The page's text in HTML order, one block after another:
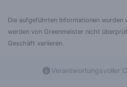
Die aufgeführten Informationen wurden
werden von Greenmeister nicht
Geschäft variieren.
Verantwortungsvoller